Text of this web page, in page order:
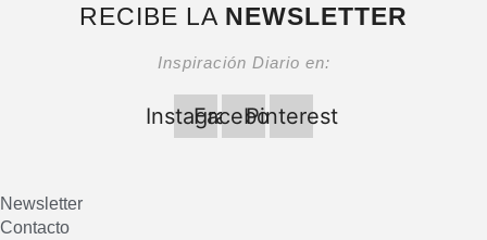
RECIBE LA NEWSLETTER
Inspiración Diario en:
Instagram
Facebook
Pinterest
Newsletter
Contacto